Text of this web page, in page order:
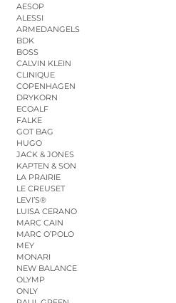
AESOP
ALESSI
ARMEDANGELS
BDK
BOSS
CALVIN KLEIN
CLINIQUE
COPENHAGEN
DRYKORN
ECOALF
FALKE
GOT BAG
HUGO
JACK & JONES
KAPTEN & SON
LA PRAIRIE
LE CREUSET
LEVI’S®
LUISA CERANO
MARC CAIN
MARC O’POLO
MEY
MONARI
NEW BALANCE
OLYMP
ONLY